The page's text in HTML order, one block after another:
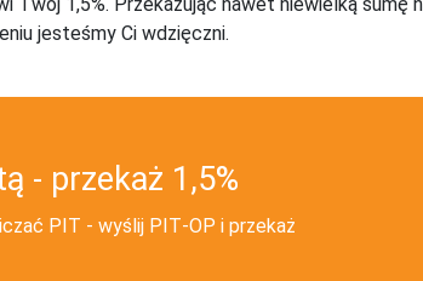
jesteśmy Ci wdzięczni.
- przekaż 1,5%
PIT - wyślij PIT‑OP i przekaż